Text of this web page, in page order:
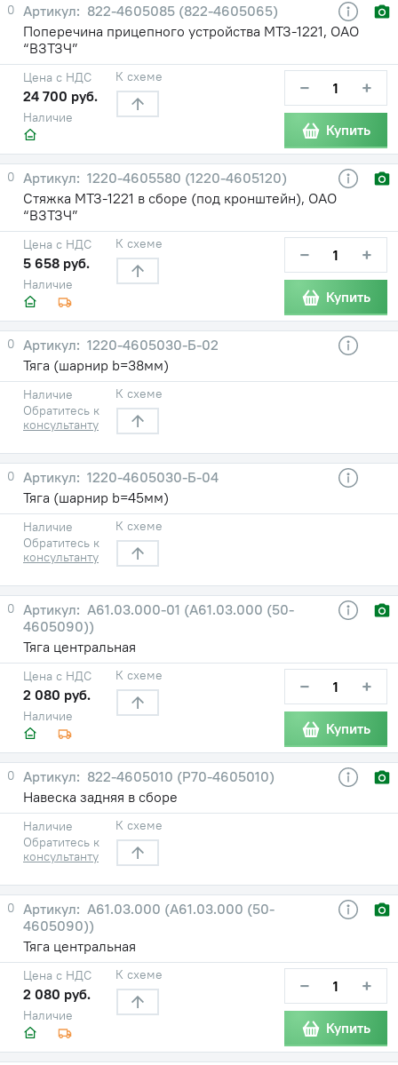
0
822-4605085 (822-4605065)
Поперечина прицепного устройства МТЗ-1221, ОАО
“ВЗТЗЧ”
Наличие
Цена с НДС
24 700 руб.
К схеме − +
Купить
0
1220-4605580 (1220-4605120)
Стяжка МТЗ-1221 в сборе (под кронштейн), ОАО
“ВЗТЗЧ”
Наличие
Цена с НДС
5 658 руб.
К схеме − +
Купить
0
1220-4605030-Б-02
Тяга (шарнир b=38мм)
Наличие
Обратитесь к
консультанту
К схеме
0
1220-4605030-Б-04
Тяга (шарнир b=45мм)
Наличие
Обратитесь к
консультанту
К схеме
0
А61.03.000-01 (А61.03.000 (50-
4605090))
Тяга центральная
Наличие
Цена с НДС
2 080 руб.
К схеме − +
Купить
0
822-4605010 (Р70-4605010)
Навеска задняя в сборе
Наличие
Обратитесь к
консультанту
К схеме
0
А61.03.000 (А61.03.000 (50-
4605090))
Тяга центральная
Наличие
Цена с НДС
2 080 руб.
К схеме − +
Купить